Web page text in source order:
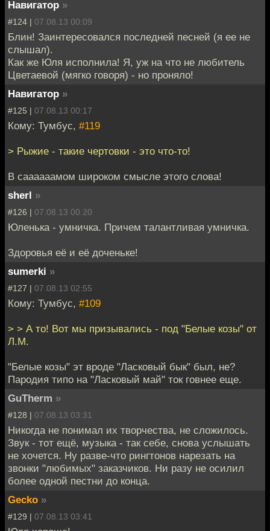
Навигатор »
#124 | 07.08.13 00:09
Блин! Заинтересовался последней песней (я ее не
слышал).
Как же Юля исполнила! Я, уж на что не любитель
Цветаевой (мягко говоря) - но проняло!
Навигатор »
#125 | 07.08.13 00:17
Кому: Тумбус, #119
> Рыжие - такие чертовки - это что-то!
В саааааамом широком смысле этого слова!
sherl »
#126 | 07.08.13 00:20
Юленька - умничка. Причем талантливая умничка.
Здоровья её и её доченьке!
sumerki »
#127 | 07.08.13 02:55
Кому: Тумбус, #109
> > А то! Вот мы призывались - под "Белые козы" от
Л.М.
"Белые козы" эт вроде "Ласковый бык" был, не?
Пародия типо на "Ласковый май" ток говнее еще.
GuTherm »
#128 | 07.08.13 03:31
Никогда не понимал их творчества, не сложилось.
Звук - тот ещё, музыка - так себе, снова услышать
не хочется. Ну разве-что рингтонов нарезать на
звонки "любимых" заказчиков. Ни разу не осилил
более одной пестни до конца.
Gecko »
#129 | 07.08.13 03:41